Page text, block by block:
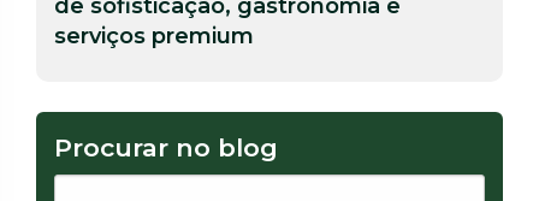
de sofisticação, gastronomia e
serviços premium
Procurar no blog